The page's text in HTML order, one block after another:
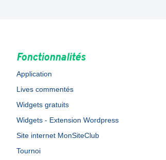
Fonctionnalités
Application
Lives commentés
Widgets gratuits
Widgets - Extension Wordpress
Site internet MonSiteClub
Tournoi